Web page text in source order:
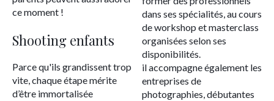
ce moment !
Shooting enfants
Parce qu'ils grandissent trop
vite, chaque étape mérite
d’être immortalisée
dans ses spécialités, au cours
de workshop et masterclass
organisées selon ses
disponibilités.
il accompagne également les
entreprises de
photographies, débutantes